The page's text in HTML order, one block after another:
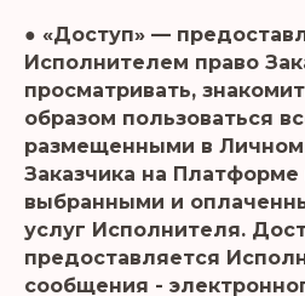
● «Доступ» —
Исполнителем право
просматривать,
образом пользоваться
размещенными в Личном
Заказчика на Платформе
выбранными и
услуг Исполнителя.
предоставляется
сообщения -